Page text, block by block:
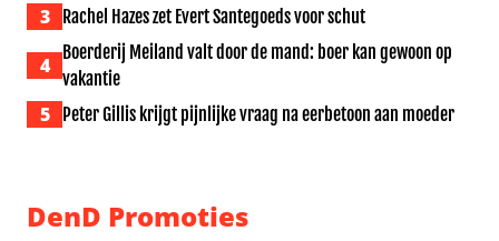
3 Rachel Hazes zet Evert Santegoeds voor schut
4
Boerderij Meiland valt door de mand: boer kan gewoon op
vakantie
5 Peter Gillis krijgt pijnlijke vraag na eerbetoon aan moeder
DenD Promoties